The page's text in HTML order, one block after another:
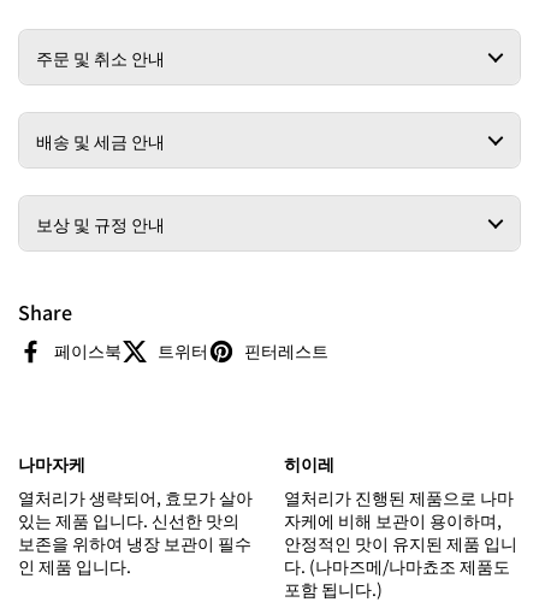
주문 및 취소 안내
배송 및 세금 안내
보상 및 규정 안내
Share
페이스북 트위터 핀터레스트
나마자케
열처리가 생략되어, 효모가 살아
있는 제품 입니다. 신선한 맛의
보존을 위하여 냉장 보관이 필수
인 제품 입니다.
히이레
열처리가 진행된 제품으로 나마
자케에 비해 보관이 용이하며,
안정적인 맛이 유지된 제품 입니
다. (나마즈메/나마쵸조 제품도
포함 됩니다.)